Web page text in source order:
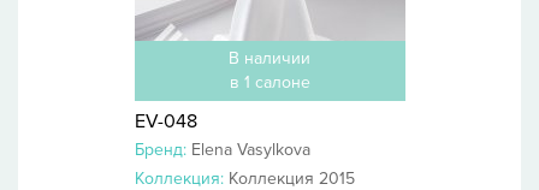
В наличии
в 1 салоне
EV-048
Бренд: Elena Vasylkova
Коллекция: Коллекция 2015